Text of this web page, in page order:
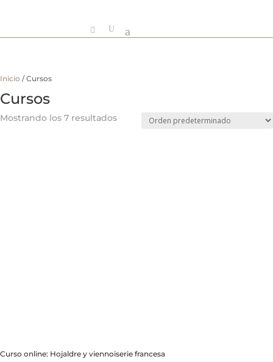
Inicio / Cursos
Cursos
Mostrando los 7 resultados
Curso online: Hojaldre y viennoiserie francesa